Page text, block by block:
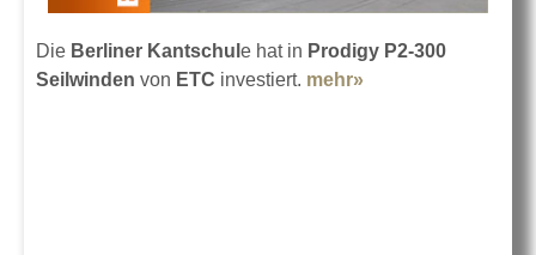
Die Berliner Kantschul e hat in Prodigy P2-300
Seilwinden von ETC investiert. mehr»